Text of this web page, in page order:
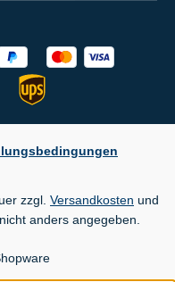
zzgl. Versandkosten und
anders angegeben.